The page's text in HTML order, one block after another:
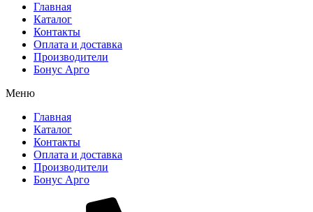
Главная
Каталог
Контакты
Оплата и доставка
Производители
Бонус Арго
Меню
Главная
Каталог
Контакты
Оплата и доставка
Производители
Бонус Арго